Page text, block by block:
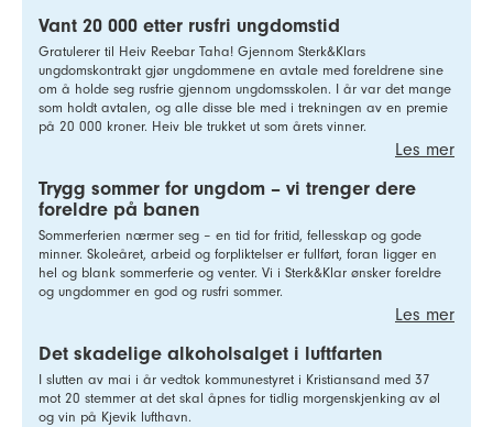
Vant 20 000 etter rusfri ungdomstid
Gratulerer til Heiv Reebar Taha! Gjennom Sterk&Klars
ungdomskontrakt gjør ungdommene en avtale med foreldrene sine
om å holde seg rusfrie gjennom ungdomsskolen. I år var det mange
som holdt avtalen, og alle disse ble med i trekningen av en premie
på 20 000 kroner. Heiv ble trukket ut som årets vinner.
Les mer
Trygg sommer for ungdom – vi trenger dere
foreldre på banen
Sommerferien nærmer seg – en tid for fritid, fellesskap og gode
minner. Skoleåret, arbeid og forpliktelser er fullført, foran ligger en
hel og blank sommerferie og venter. Vi i Sterk&Klar ønsker foreldre
og ungdommer en god og rusfri sommer.
Les mer
Det skadelige alkoholsalget i luftfarten
I slutten av mai i år vedtok kommunestyret i Kristiansand med 37
mot 20 stemmer at det skal åpnes for tidlig morgenskjenking av øl
og vin på Kjevik lufthavn.